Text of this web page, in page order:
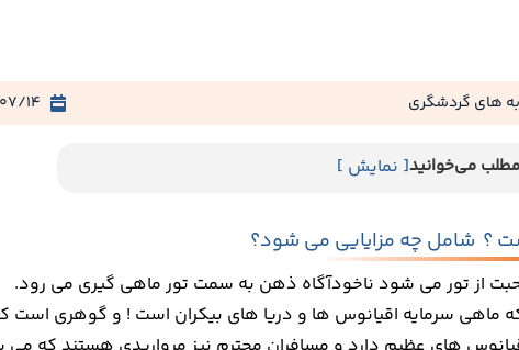
های گردشگری 14
می‌خوانید[ نمایش ]
؟ شامل چه مزایایی می شود؟
از تور می شود ناخودآگاه ذهن به سمت تور ماهی گیری می رود.
ماهی سرمایه اقیانوس ها و دریا های بیکران است ! و گوهری است